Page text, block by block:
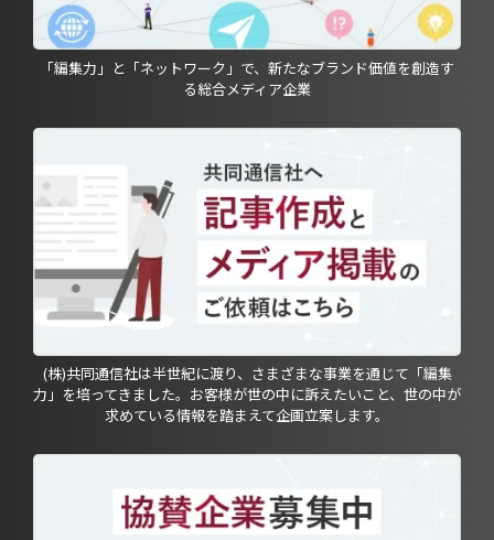
「編集力」と「ネットワーク」で、新たなブランド価値を創造す
る総合メディア企業
(株)共同通信社は半世紀に渡り、さまざまな事業を通じて「編集
力」を培ってきました。お客様が世の中に訴えたいこと、世の中が
求めている情報を踏まえて企画立案します。